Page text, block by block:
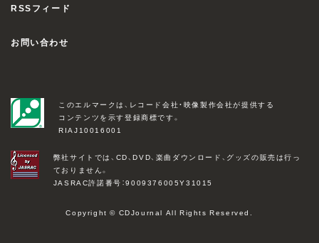
RSSフィード
お問い合わせ
このエルマークは、レコード会社・映像製作会社が提供する
コンテンツを示す登録商標です。
RIAJ10016001
弊社サイトでは、CD、DVD、楽曲ダウンロード、グッズの販売は行っ
ておりません。
JASRAC許諾番号：9009376005Y31015
Copyright © CDJournal All Rights Reserved.